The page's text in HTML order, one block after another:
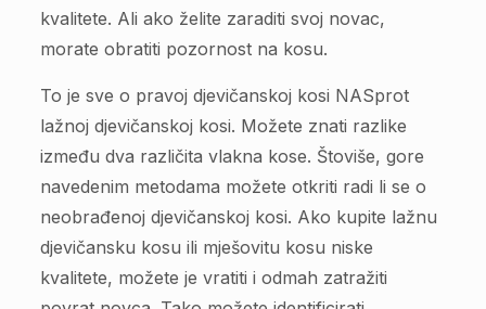
kvalitete. Ali ako želite zaraditi svoj novac,
morate obratiti pozornost na kosu.
To je sve o pravoj djevičanskoj kosi NASprot
lažnoj djevičanskoj kosi. Možete znati razlike
između dva različita vlakna kose. Štoviše, gore
navedenim metodama možete otkriti radi li se o
neobrađenoj djevičanskoj kosi. Ako kupite lažnu
djevičansku kosu ili mješovitu kosu niske
kvalitete, možete je vratiti i odmah zatražiti